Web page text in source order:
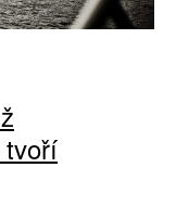
tvoří